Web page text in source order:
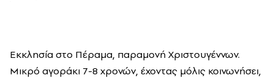
Εκκλησία στο Πέραμα, παραμονή Χριστουγέννων.
Μικρό αγοράκι 7-8 χρονών, έχοντας μόλις κοινωνήσει,